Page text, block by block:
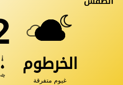
الخرطوم
غيوم متفرقة